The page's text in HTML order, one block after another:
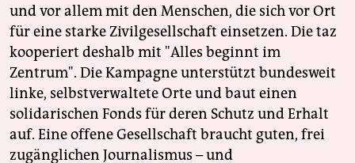
und vor allem mit den Menschen, die sich vor Ort
für eine starke Zivilgesellschaft einsetzen. Die taz
kooperiert deshalb mit "Alles beginnt im
Zentrum". Die Kampagne unterstützt bundesweit
linke, selbstverwaltete Orte und baut einen
solidarischen Fonds für deren Schutz und Erhalt
auf. Eine offene Gesellschaft braucht guten, frei
zugänglichen Journalismus – und